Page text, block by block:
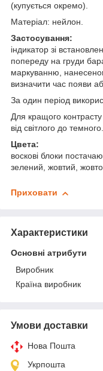
(купується окремо).
Матеріал: нейлон.
Застосування:
індикатор зі
попереду на груди
маркуванню,
визначити час появи
За один період
Для кращого
від світлого до темного.
Цвета:
воскові блоки
зелений, жовтий,
Приховати
Характеристики
Основні атрибути
Виробник
Країна виробник
Умови доставки
Нова Пошта
Укрпошта